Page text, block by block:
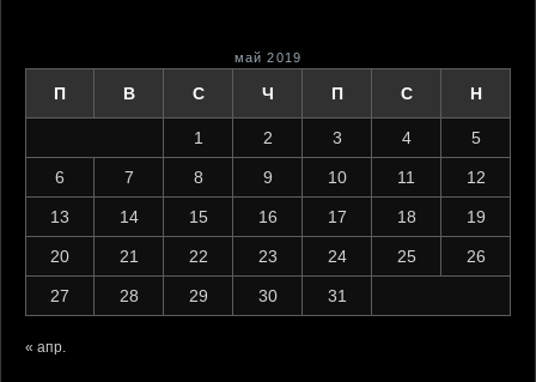
май 2019
П В С Ч П С Н
1 2 3 4 5
6 7 8 9 10 11 12
13 14 15 16 17 18 19
20 21 22 23 24 25 26
27 28 29 30 31
« апр.